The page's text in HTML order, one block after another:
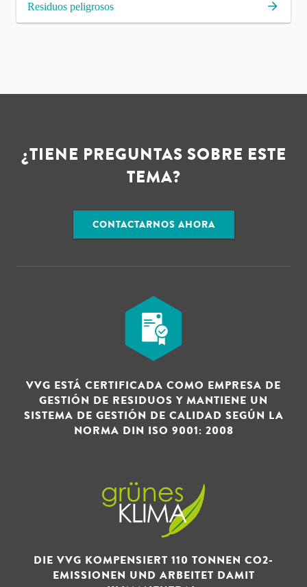
Residuos peligrosos
¿TIENE PREGUNTAS SOBRE ESTE
TEMA?
CONTACTARNOS AHORA
VVG ESTÁ CERTIFICADA COMO EMPRESA DE
GESTIÓN DE RESIDUOS Y MANTIENE UN
SISTEMA DE GESTIÓN DE CALIDAD SEGÚN LA
NORMA DIN ISO 9001: 2008
DIE VVG KOMPENSIERT 110 TONNEN CO2-
EMISSIONEN UND ARBEITET DAMIT